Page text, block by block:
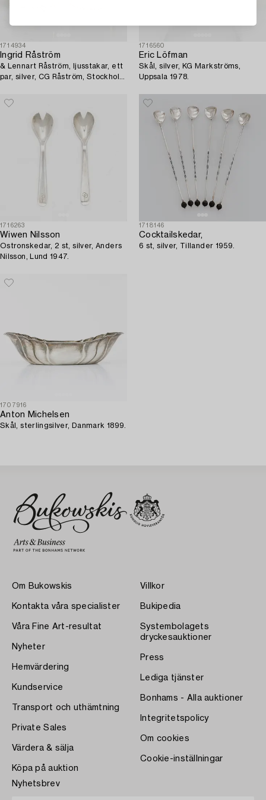
1714934
Ingrid Råström
& Lennart Råström, ljusstakar, ett
par, silver, CG Råström, Stockholm
1716560
Eric Löfman
Skål, silver, KG Markströms,
Uppsala 1978.
1716263
Wiwen Nilsson
Ostronskedar, 2 st, silver, Anders
Nilsson, Lund 1947.
1718146
Cocktailskedar,
6 st, silver, Tillander 1959.
1707916
Anton Michelsen
Skål, sterlingsilver, Danmark 1899.
Om Bukowskis
Kontakta våra specialister
Våra Fine Art-resultat
Nyheter
Hemvärdering
Kundservice
Transport och uthämtning
Private Sales
Värdera & sälja
Köpa på auktion
Villkor
Bukipedia
Systembolagets
dryckesauktioner
Press
Lediga tjänster
Bonhams - Alla auktioner
Integritetspolicy
Om cookies
Cookie-inställningar
Nyhetsbrev